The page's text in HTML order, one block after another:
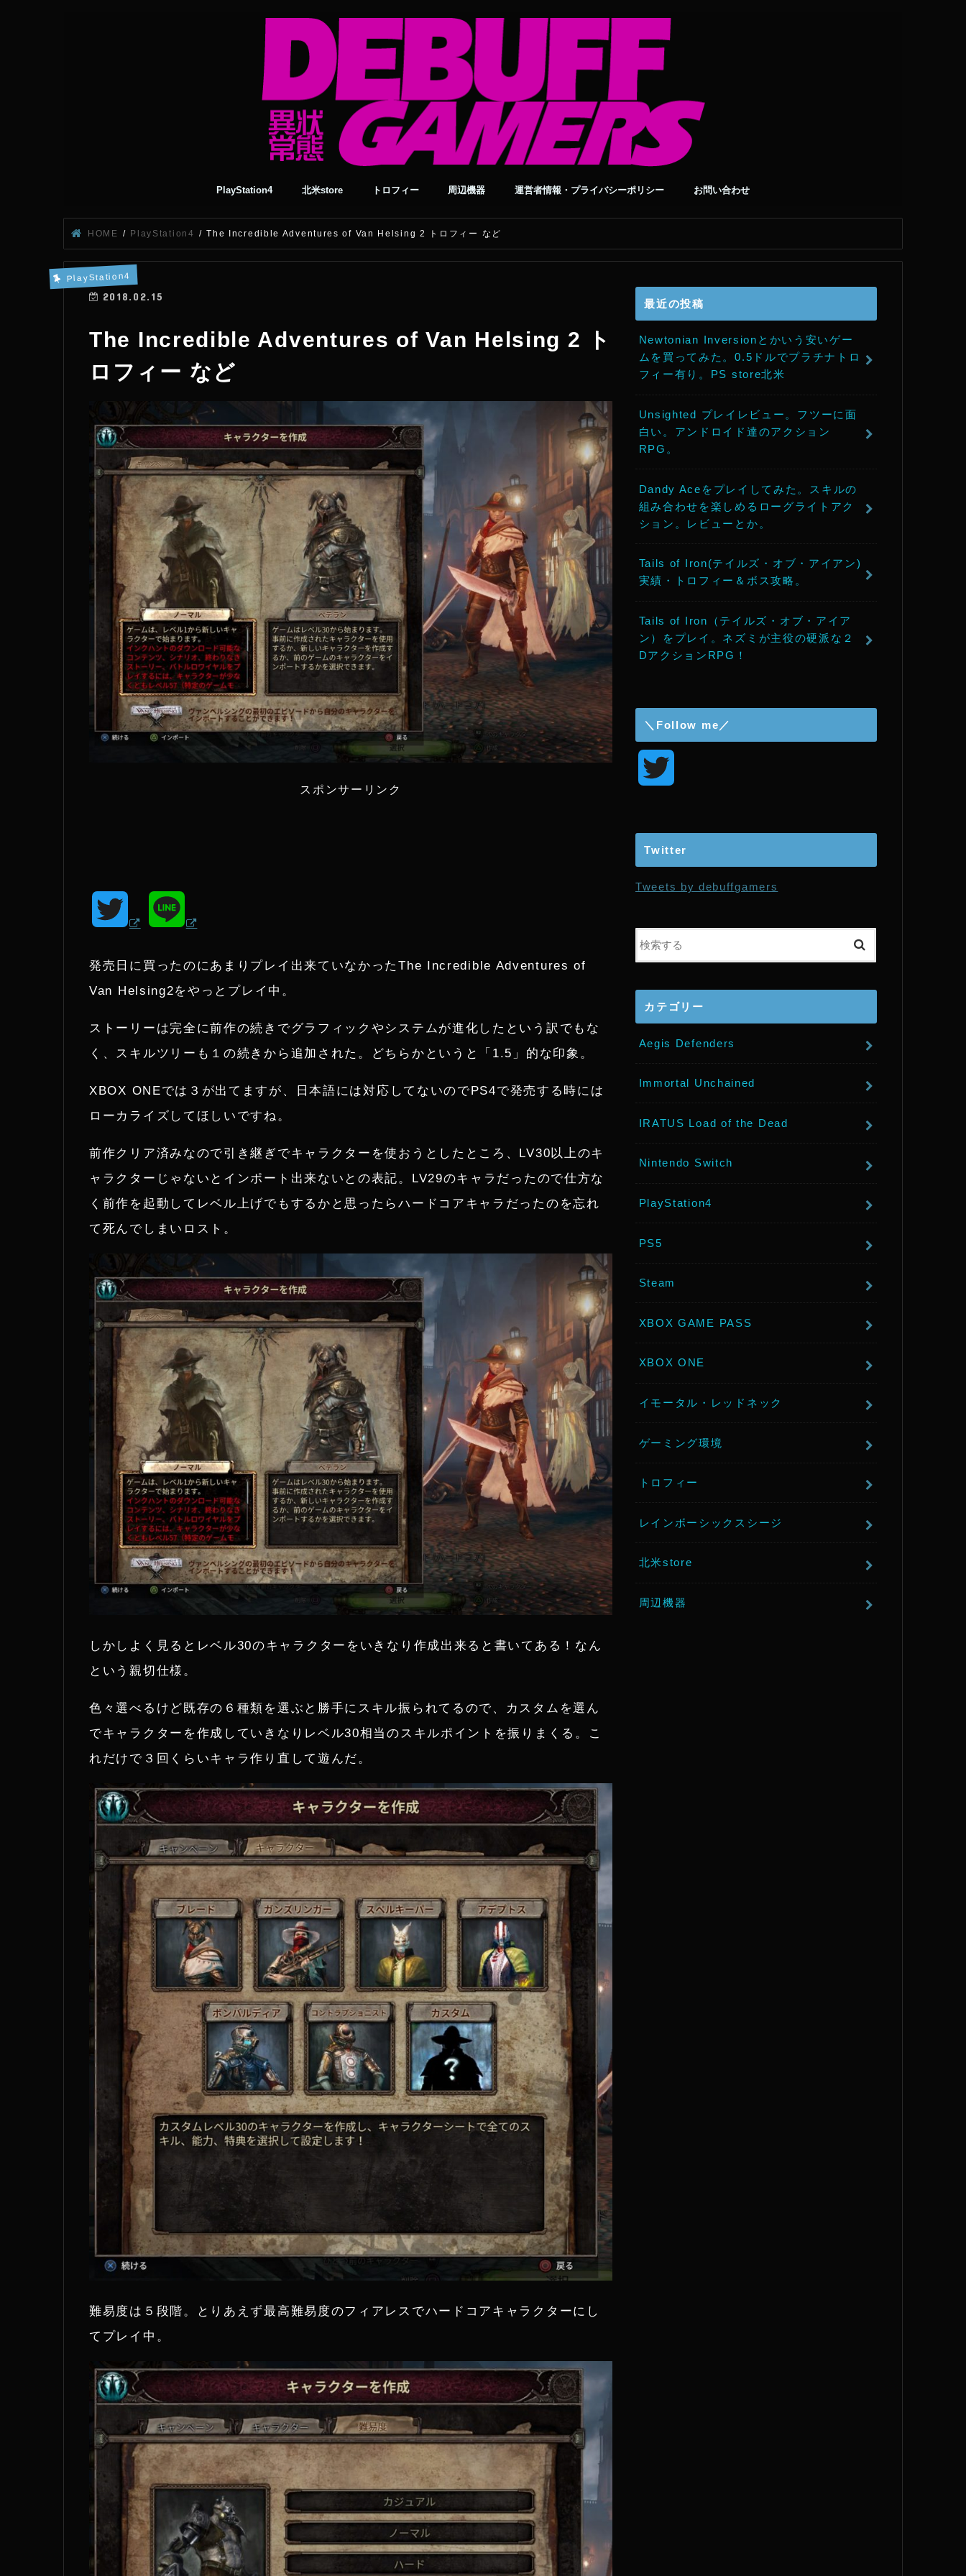
PlayStation4 北米store トロフィー 周辺機器 運営者情報・プライバシーポリシー お問い合わせ
HOME PlayStation4 The Incredible Adventures of Van Helsing 2 トロフィー など
PlayStation4
2018.02.15
The Incredible Adventures of Van Helsing 2 ト
ロフィー など
スポンサーリンク
t
e
発売日に買ったのにあまりプレイ出来ていなかったThe Incredible Adventures of
Van Helsing2をやっとプレイ中。
ストーリーは完全に前作の続きでグラフィックやシステムが進化したという訳でもな
く、スキルツリーも１の続きから追加された。どちらかというと「1.5」的な印象。
XBOX ONEでは３が出てますが、日本語には対応してないのでPS4で発売する時には
ローカライズしてほしいですね。
前作クリア済みなので引き継ぎでキャラクターを使おうとしたところ、LV30以上のキ
ャラクターじゃないとインポート出来ないとの表記。LV29のキャラだったので仕方な
く前作を起動してレベル上げでもするかと思ったらハードコアキャラだったのを忘れ
て死んでしまいロスト。
しかしよく見るとレベル30のキャラクターをいきなり作成出来ると書いてある！なん
という親切仕様。
色々選べるけど既存の６種類を選ぶと勝手にスキル振られてるので、カスタムを選ん
でキャラクターを作成していきなりレベル30相当のスキルポイントを振りまくる。こ
れだけで３回くらいキャラ作り直して遊んだ。
難易度は５段階。とりあえず最高難易度のフィアレスでハードコアキャラクターにし
てプレイ中。
最近の投稿
Newtonian Inversionとかいう安いゲー
ムを買ってみた。0.5ドルでプラチナトロ
フィー有り。PS store北米
Unsighted プレイレビュー。フツーに面
白い。アンドロイド達のアクション
RPG。
Dandy Aceをプレイしてみた。スキルの
組み合わせを楽しめるローグライトアク
ション。レビューとか。
Tails of Iron(テイルズ・オブ・アイアン)
実績・トロフィー＆ボス攻略。
Tails of Iron（テイルズ・オブ・アイア
ン）をプレイ。ネズミが主役の硬派な２
DアクションRPG！
＼Follow me／
e
Twitter
Tweets by debuffgamers
カテゴリー
Aegis Defenders
Immortal Unchained
IRATUS Load of the Dead
Nintendo Switch
PlayStation4
PS5
Steam
XBOX GAME PASS
XBOX ONE
イモータル・レッドネック
ゲーミング環境
トロフィー
レインボーシックスシージ
北米store
周辺機器